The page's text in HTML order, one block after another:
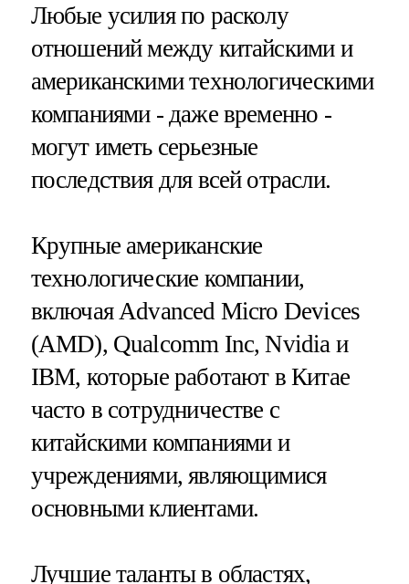
Любые усилия по расколу
отношений между китайскими и
американскими технологическими
компаниями - даже временно -
могут иметь серьезные
последствия для всей отрасли.
Крупные американские
технологические компании,
включая Advanced Micro Devices
(AMD), Qualcomm Inc, Nvidia и
IBM, которые работают в Китае
часто в сотрудничестве с
китайскими компаниями и
учреждениями, являющимися
основными клиентами.
Лучшие таланты в областях,